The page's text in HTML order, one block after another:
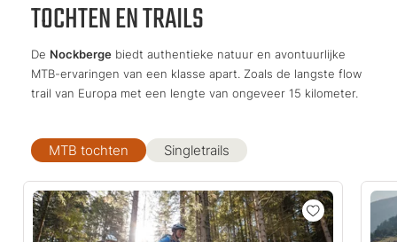
TOCHTEN EN TRAILS
De Nockberge biedt authentieke natuur en avontuurlijke
MTB-ervaringen van een klasse apart. Zoals de langste flow
trail van Europa met een lengte van ongeveer 15 kilometer.
MTB tochten Singletrails